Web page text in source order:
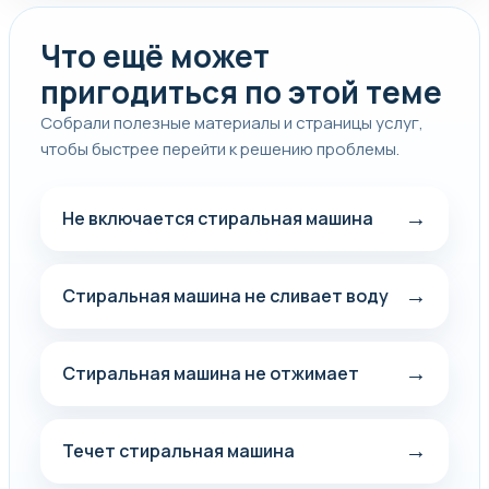
Что ещё может
пригодиться по этой теме
Собрали полезные материалы и страницы услуг,
чтобы быстрее перейти к решению проблемы.
Не включается стиральная машина →
Стиральная машина не сливает воду →
Стиральная машина не отжимает →
Течет стиральная машина →